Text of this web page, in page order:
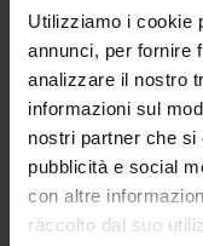
Utilizziamo i cookie
annunci, per fornire
analizzare il nostro
informazioni sul
nostri partner che si
pubblicità e social
con altre
raccolto dal suo
Recensioni
Ancora non ci
Recensisci per
(Click